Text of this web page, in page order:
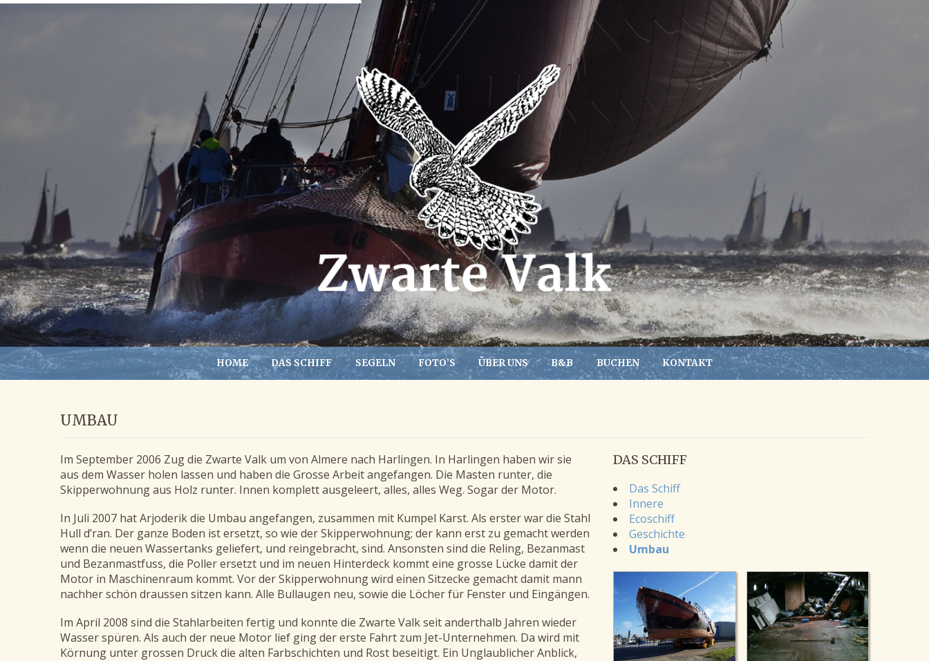
HOME DAS SCHIFF SEGELN FOTO’S ÜBER UNS B&B BUCHEN KONTAKT
UMBAU
Im September 2006 Zug die Zwarte Valk um von Almere nach Harlingen. In Harlingen haben wir sie
aus dem Wasser holen lassen und haben die Grosse Arbeit angefangen. Die Masten runter, die
Skipperwohnung aus Holz runter. Innen komplett ausgeleert, alles, alles Weg. Sogar der Motor.
In Juli 2007 hat Arjoderik die Umbau angefangen, zusammen mit Kumpel Karst. Als erster war die Stahl
Hull d’ran. Der ganze Boden ist ersetzt, so wie der Skipperwohnung; der kann erst zu gemacht werden
wenn die neuen Wassertanks geliefert, und reingebracht, sind. Ansonsten sind die Reling, Bezanmast
und Bezanmastfuss, die Poller ersetzt und im neuen Hinterdeck kommt eine grosse Lücke damit der
Motor in Maschinenraum kommt. Vor der Skipperwohnung wird einen Sitzecke gemacht damit mann
nachher schön draussen sitzen kann. Alle Bullaugen neu, sowie die Löcher für Fenster und Eingängen.
Im April 2008 sind die Stahlarbeiten fertig und konnte die Zwarte Valk seit anderthalb Jahren wieder
Wasser spüren. Als auch der neue Motor lief ging der erste Fahrt zum Jet-Unternehmen. Da wird mit
Körnung unter grossen Druck die alten Farbschichten und Rost beseitigt. Ein Unglaublicher Anblick,
DAS SCHIFF
Das Schiff
Innere
Ecoschiff
Geschichte
Umbau